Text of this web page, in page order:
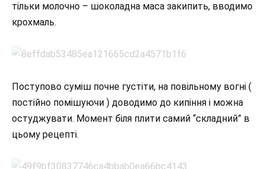
тільки молочно – шоколадна маса закипить, вводимо
крохмаль.
Поступово суміш почне густіти, на повільному вогні (
постійно помішуючи ) доводимо до кипіння і можна
остуджувати. Момент біля плити самий “складний” в
цьому рецепті.